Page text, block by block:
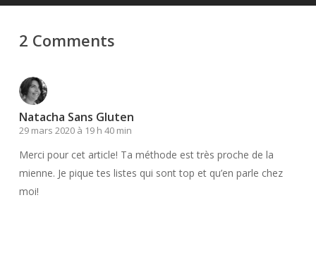
2 Comments
Natacha Sans Gluten
29 mars 2020 à 19 h 40 min
Merci pour cet article! Ta méthode est très proche de la
mienne. Je pique tes listes qui sont top et qu’en parle chez
moi!